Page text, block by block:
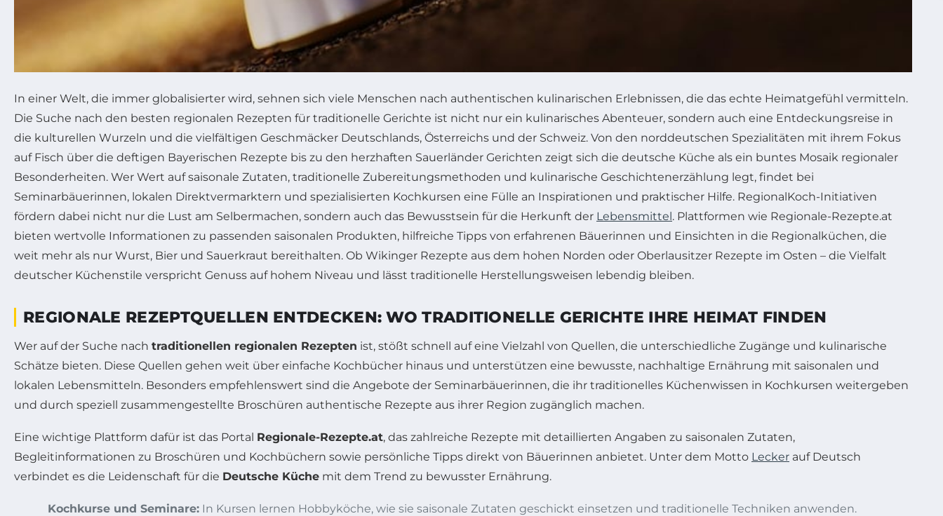
In einer Welt, die immer globalisierter wird, sehnen sich viele Menschen nach authentischen kulinarischen Erlebnissen, die das echte Heimatgefühl vermitteln.
Die Suche nach den besten regionalen Rezepten für traditionelle Gerichte ist nicht nur ein kulinarisches Abenteuer, sondern auch eine Entdeckungsreise in
die kulturellen Wurzeln und die vielfältigen Geschmäcker Deutschlands, Österreichs und der Schweiz. Von den norddeutschen Spezialitäten mit ihrem Fokus
auf Fisch über die deftigen Bayerischen Rezepte bis zu den herzhaften Sauerländer Gerichten zeigt sich die deutsche Küche als ein buntes Mosaik regionaler
Besonderheiten. Wer Wert auf saisonale Zutaten, traditionelle Zubereitungsmethoden und kulinarische Geschichtenerzählung legt, findet bei
Seminarbäuerinnen, lokalen Direktvermarktern und spezialisierten Kochkursen eine Fülle an Inspirationen und praktischer Hilfe. RegionalKoch-Initiativen
fördern dabei nicht nur die Lust am Selbermachen, sondern auch das Bewusstsein für die Herkunft der Lebensmittel. Plattformen wie Regionale-Rezepte.at
bieten wertvolle Informationen zu passenden saisonalen Produkten, hilfreiche Tipps von erfahrenen Bäuerinnen und Einsichten in die Regionalküchen, die
weit mehr als nur Wurst, Bier und Sauerkraut bereithalten. Ob Wikinger Rezepte aus dem hohen Norden oder Oberlausitzer Rezepte im Osten – die Vielfalt
deutscher Küchenstile verspricht Genuss auf hohem Niveau und lässt traditionelle Herstellungsweisen lebendig bleiben.
REGIONALE REZEPTQUELLEN ENTDECKEN: WO TRADITIONELLE GERICHTE IHRE HEIMAT FINDEN
Wer auf der Suche nach traditionellen regionalen Rezepten ist, stößt schnell auf eine Vielzahl von Quellen, die unterschiedliche Zugänge und kulinarische
Schätze bieten. Diese Quellen gehen weit über einfache Kochbücher hinaus und unterstützen eine bewusste, nachhaltige Ernährung mit saisonalen und
lokalen Lebensmitteln. Besonders empfehlenswert sind die Angebote der Seminarbäuerinnen, die ihr traditionelles Küchenwissen in Kochkursen weitergeben
und durch speziell zusammengestellte Broschüren authentische Rezepte aus ihrer Region zugänglich machen.
Eine wichtige Plattform dafür ist das Portal Regionale-Rezepte.at, das zahlreiche Rezepte mit detaillierten Angaben zu saisonalen Zutaten,
Begleitinformationen zu Broschüren und Kochbüchern sowie persönliche Tipps direkt von Bäuerinnen anbietet. Unter dem Motto Lecker auf Deutsch
verbindet es die Leidenschaft für die Deutsche Küche mit dem Trend zu bewusster Ernährung.
Kochkurse und Seminare: In Kursen lernen Hobbyköche, wie sie saisonale Zutaten geschickt einsetzen und traditionelle Techniken anwenden.